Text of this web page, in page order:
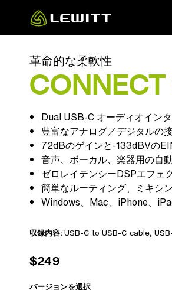
main
革命的な柔軟性
Dual USB-C オーディオイン
豊富なアナログ／デジタルの
72dBのゲインと-133dBVの
音声、ボーカル、楽器用の自
ゼロレイテンシーDSPエフェ
簡単なルーティング、ミキシ
Windows、Mac、iPhone、
収録内容: USB-C to USB-C cable,
$249
バージョンを選択